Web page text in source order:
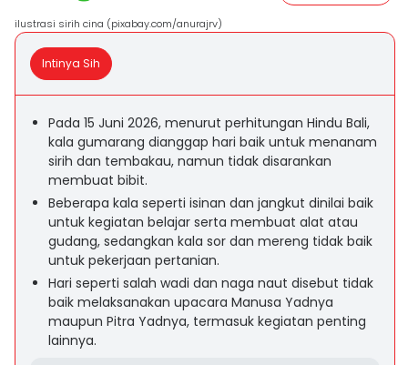
ilustrasi sirih cina (pixabay.com/anurajrv)
Intinya Sih
Pada 15 Juni 2026, menurut perhitungan Hindu Bali,
kala gumarang dianggap hari baik untuk menanam
sirih dan tembakau, namun tidak disarankan
membuat bibit.
Beberapa kala seperti isinan dan jangkut dinilai baik
untuk kegiatan belajar serta membuat alat atau
gudang, sedangkan kala sor dan mereng tidak baik
untuk pekerjaan pertanian.
Hari seperti salah wadi dan naga naut disebut tidak
baik melaksanakan upacara Manusa Yadnya
maupun Pitra Yadnya, termasuk kegiatan penting
lainnya.